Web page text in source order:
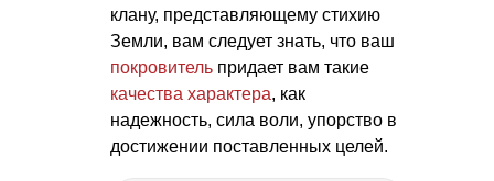
клану, представляющему стихию
Земли, вам следует знать, что ваш
покровитель придает вам такие
качества характера, как
надежность, сила воли, упорство в
достижении поставленных целей.